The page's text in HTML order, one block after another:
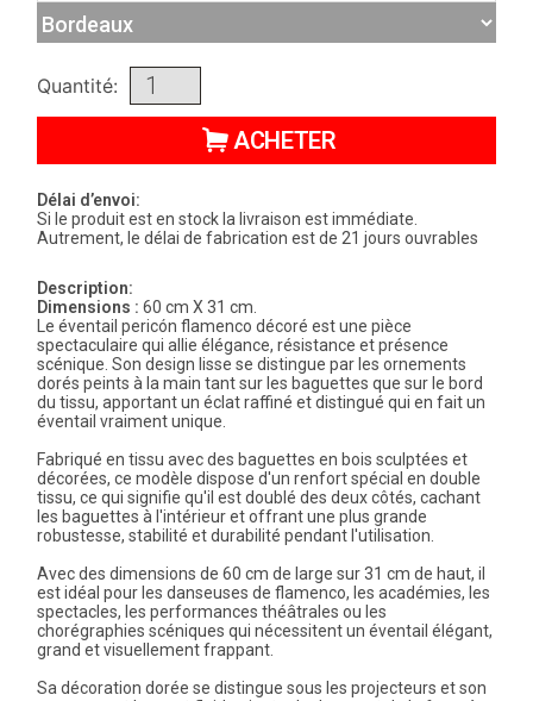
Quantité:
ACHETER
Délai d’envoi:
Si le produit est en stock la livraison est immédiate.
Autrement, le délai de fabrication est de 21 jours ouvrables
Description:
Dimensions : 60 cm X 31 cm.
Le éventail pericón flamenco décoré est une pièce
spectaculaire qui allie élégance, résistance et présence
scénique. Son design lisse se distingue par les ornements
dorés peints à la main tant sur les baguettes que sur le bord
du tissu, apportant un éclat raffiné et distingué qui en fait un
éventail vraiment unique.
Fabriqué en tissu avec des baguettes en bois sculptées et
décorées, ce modèle dispose d'un renfort spécial en double
tissu, ce qui signifie qu'il est doublé des deux côtés, cachant
les baguettes à l'intérieur et offrant une plus grande
robustesse, stabilité et durabilité pendant l'utilisation.
Avec des dimensions de 60 cm de large sur 31 cm de haut, il
est idéal pour les danseuses de flamenco, les académies, les
spectacles, les performances théâtrales ou les
chorégraphies scéniques qui nécessitent un éventail élégant,
grand et visuellement frappant.
Sa décoration dorée se distingue sous les projecteurs et son